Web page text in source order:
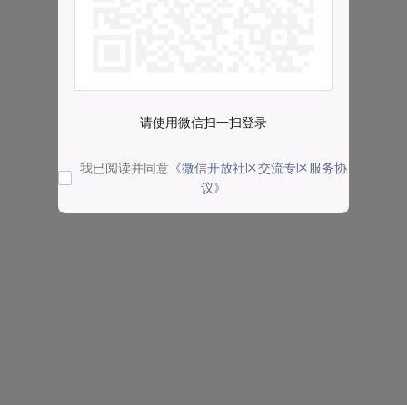
请使用微信扫一扫登录
我已阅读并同意 《微信开放社区交流专区服务协
议》